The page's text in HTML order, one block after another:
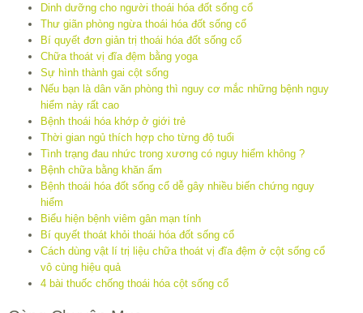
Dinh dưỡng cho người thoái hóa đốt sống cổ
Thư giãn phòng ngừa thoái hóa đốt sống cổ
Bí quyết đơn giản trị thoái hóa đốt sống cổ
Chữa thoát vị đĩa đệm bằng yoga
Sự hình thành gai cột sống
Nếu bạn là dân văn phòng thì nguy cơ mắc những bệnh nguy
hiểm này rất cao
Bệnh thoái hóa khớp ở giới trẻ
Thời gian ngủ thích hợp cho từng độ tuổi
Tình trạng đau nhức trong xương có nguy hiểm không ?
Bệnh chữa bằng khăn ấm
Bệnh thoái hóa đốt sống cổ dễ gây nhiều biến chứng nguy
hiểm
Biểu hiện bệnh viêm gân mạn tính
Bí quyết thoát khỏi thoái hóa đốt sống cổ
Cách dùng vật lí trị liệu chữa thoát vị đĩa đệm ở cột sống cổ
vô cùng hiệu quả
4 bài thuốc chống thoái hóa cột sống cổ